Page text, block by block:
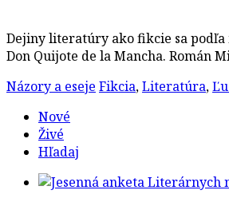
Dejiny literatúry ako fikcie sa podľa
Don Quijote de la Mancha. Román
Názory a eseje Fikcia,Literatúra,
Nové
Živé
Hľadaj